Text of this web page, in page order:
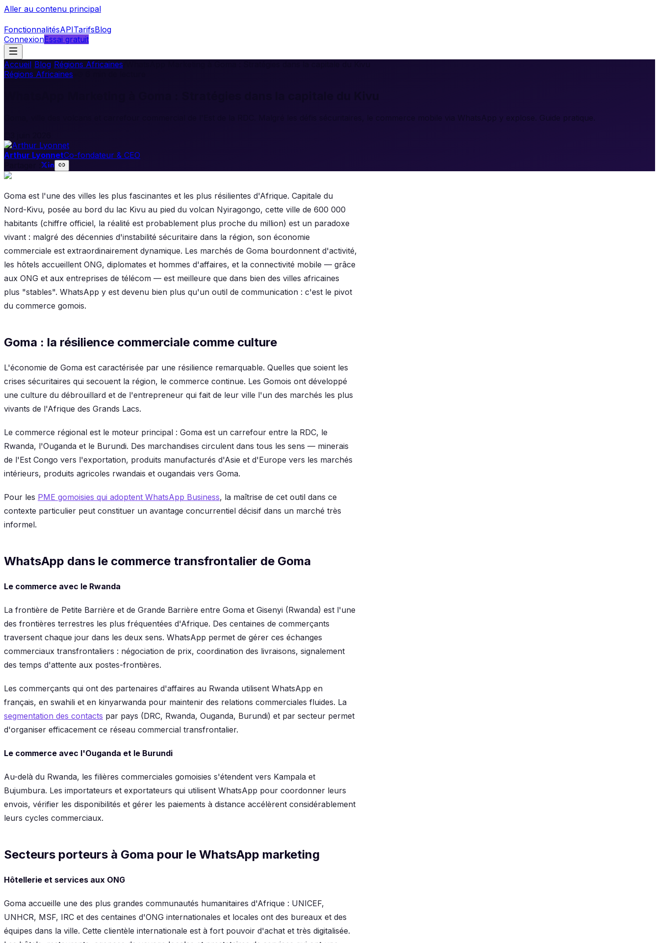
Aller au contenu principal
FonctionnalitésAPITarifsBlog
ConnexionEssai gratuit
Accueil Blog Régions Africaines
Régions Africaines
Goma, ville des volcans et carrefour commercial de l'Est de la RDC. Malgré les défis sécuritaires, le commerce mobile via WhatsApp y explose. Guide pratique.
Arthur LyonnetCo-fondateur & CEO
Goma est l'une des villes les plus fascinantes et les plus résilientes d'Afrique. Capitale du
Nord-Kivu, posée au bord du lac Kivu au pied du volcan Nyiragongo, cette ville de 600 000
habitants (chiffre officiel, la réalité est probablement plus proche du million) est un paradoxe
vivant : malgré des décennies d'instabilité sécuritaire dans la région, son économie
commerciale est extraordinairement dynamique. Les marchés de Goma bourdonnent d'activité,
les hôtels accueillent ONG, diplomates et hommes d'affaires, et la connectivité mobile — grâce
aux ONG et aux entreprises de télécom — est meilleure que dans bien des villes africaines
plus "stables". WhatsApp y est devenu bien plus qu'un outil de communication : c'est le pivot
du commerce gomois.
Goma : la résilience commerciale comme culture
L'économie de Goma est caractérisée par une résilience remarquable. Quelles que soient les
crises sécuritaires qui secouent la région, le commerce continue. Les Gomois ont développé
une culture du débrouillard et de l'entrepreneur qui fait de leur ville l'un des marchés les plus
vivants de l'Afrique des Grands Lacs.
Le commerce régional est le moteur principal : Goma est un carrefour entre la RDC, le
Rwanda, l'Ouganda et le Burundi. Des marchandises circulent dans tous les sens — minerais
de l'Est Congo vers l'exportation, produits manufacturés d'Asie et d'Europe vers les marchés
intérieurs, produits agricoles rwandais et ougandais vers Goma.
Pour les PME gomoisies qui adoptent WhatsApp Business, la maîtrise de cet outil dans ce
contexte particulier peut constituer un avantage concurrentiel décisif dans un marché très
informel.
WhatsApp dans le commerce transfrontalier de Goma
Le commerce avec le Rwanda
La frontière de Petite Barrière et de Grande Barrière entre Goma et Gisenyi (Rwanda) est l'une
des frontières terrestres les plus fréquentées d'Afrique. Des centaines de commerçants
traversent chaque jour dans les deux sens. WhatsApp permet de gérer ces échanges
commerciaux transfrontaliers : négociation de prix, coordination des livraisons, signalement
des temps d'attente aux postes-frontières.
Les commerçants qui ont des partenaires d'affaires au Rwanda utilisent WhatsApp en
français, en swahili et en kinyarwanda pour maintenir des relations commerciales fluides. La
segmentation des contacts par pays (DRC, Rwanda, Ouganda, Burundi) et par secteur permet
d'organiser efficacement ce réseau commercial transfrontalier.
Le commerce avec l'Ouganda et le Burundi
Au-delà du Rwanda, les filières commerciales gomoisies s'étendent vers Kampala et
Bujumbura. Les importateurs et exportateurs qui utilisent WhatsApp pour coordonner leurs
envois, vérifier les disponibilités et gérer les paiements à distance accélèrent considérablement
leurs cycles commerciaux.
Secteurs porteurs à Goma pour le WhatsApp marketing
Hôtellerie et services aux ONG
Goma accueille une des plus grandes communautés humanitaires d'Afrique : UNICEF,
UNHCR, MSF, IRC et des centaines d'ONG internationales et locales ont des bureaux et des
équipes dans la ville. Cette clientèle internationale est à fort pouvoir d'achat et très digitalisée.